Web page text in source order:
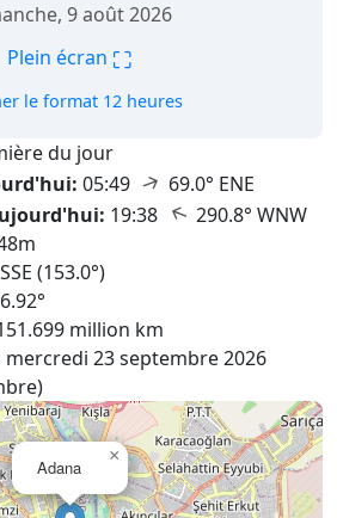
9 août 2026
Plein écran ⛶
le format 12 heures
du jour
05:49 ↑ 69.0° ENE
19:38 ↑ 290.8° WNW
SSE (153.0°)
million km
mercredi 23 septembre 2026
Adana
×